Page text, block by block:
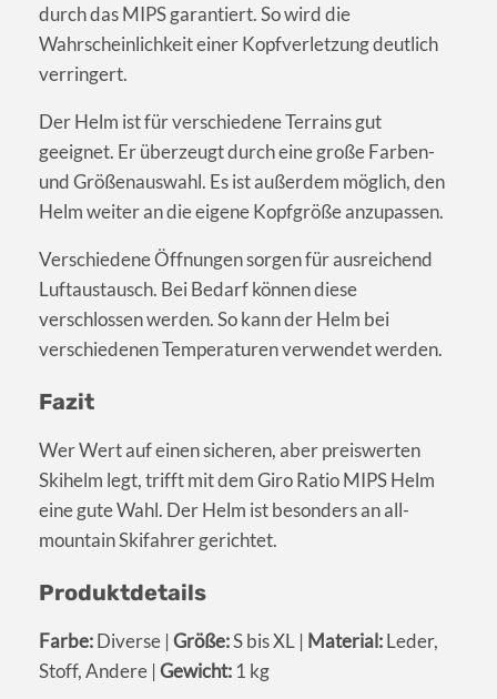
durch das MIPS garantiert. So wird die
Wahrscheinlichkeit einer Kopfverletzung deutlich
verringert.
Der Helm ist für verschiedene Terrains gut
geeignet. Er überzeugt durch eine große Farben-
und Größenauswahl. Es ist außerdem möglich, den
Helm weiter an die eigene Kopfgröße anzupassen.
Verschiedene Öffnungen sorgen für ausreichend
Luftaustausch. Bei Bedarf können diese
verschlossen werden. So kann der Helm bei
verschiedenen Temperaturen verwendet werden.
Fazit
Wer Wert auf einen sicheren, aber preiswerten
Skihelm legt, trifft mit dem Giro Ratio MIPS Helm
eine gute Wahl. Der Helm ist besonders an all-
mountain Skifahrer gerichtet.
Produktdetails
Farbe:Diverse | Größe:S bis XL | Material:Leder,
Stoff, Andere | Gewicht: 1 kg